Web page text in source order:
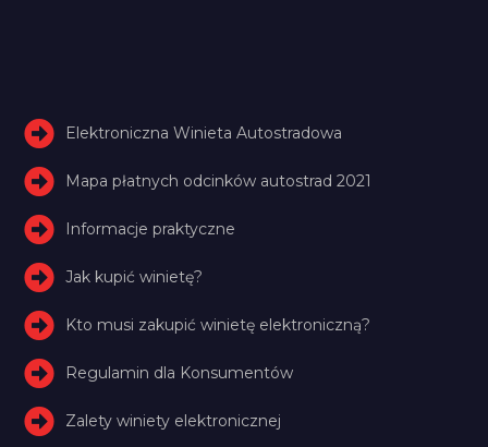
Elektroniczna Winieta Autostradowa
Mapa płatnych odcinków autostrad 2021
Informacje praktyczne
Jak kupić winietę?
Kto musi zakupić winietę elektroniczną?
Regulamin dla Konsumentów
Zalety winiety elektronicznej